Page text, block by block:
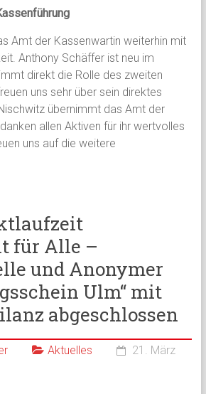
Amt der Kassenwartin weiterhin mit
Anthony Schäffer ist neu im
direkt die Rolle des zweiten
uns sehr über sein direktes
übernimmt das Amt der
allen Aktiven für ihr wertvolles
uns auf die weitere
für Alle –
und Anonymer
Ulm“ mit
abgeschlossen
Aktuelles
21. März